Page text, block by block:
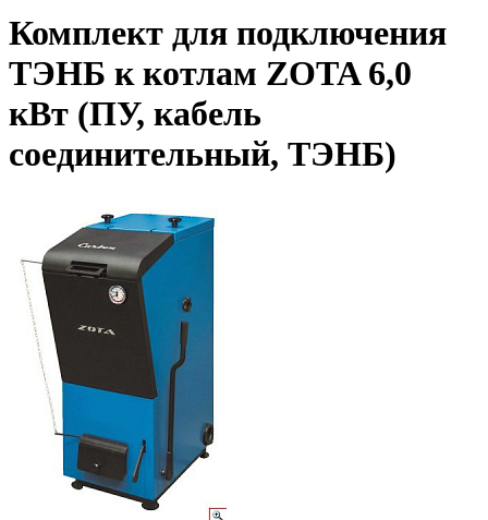
Комплект для подключения
ТЭНБ к котлам ZOTA 6,0
кВт (ПУ, кабель
соединительный, ТЭНБ)